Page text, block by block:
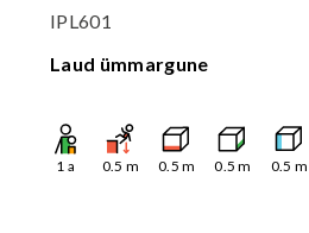
IPL601
Laud ümmargune
1 a 0.5 m 0.5 m 0.5 m 0.5 m